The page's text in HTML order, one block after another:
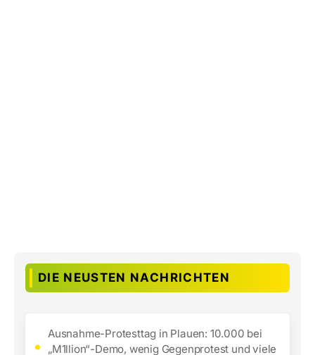
DIE NEUSTEN NACHRICHTEN
Ausnahme-Protesttag in Plauen: 10.000 bei
„M1llion“-Demo, wenig Gegenprotest und viele